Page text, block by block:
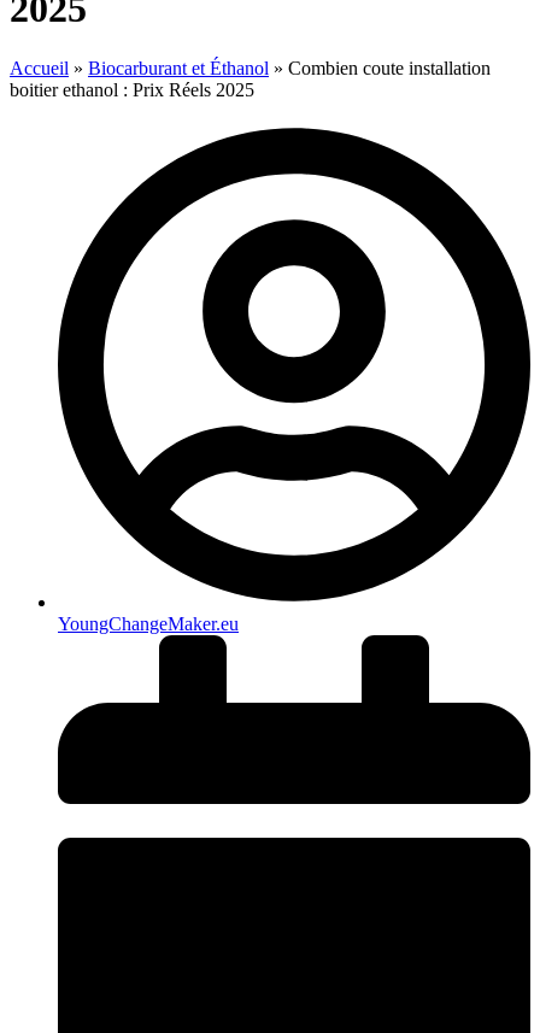
2025
Accueil » Biocarburant et Éthanol » Combien coute installation
boitier ethanol : Prix Réels 2025
YoungChangeMaker.eu